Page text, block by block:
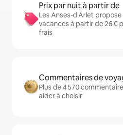
Prix par nuit à partir de
Les Anses-d'Arlet
vacances à partir de 26 €
frais
Commentaires de
Plus de 4 570
aider à choisir